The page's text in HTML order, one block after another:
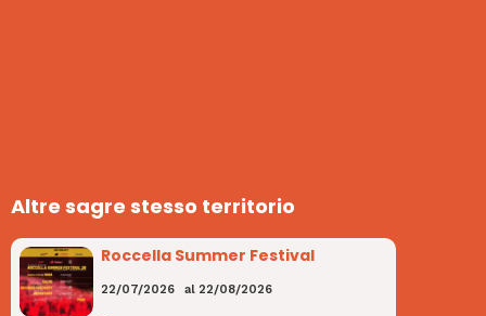
Altre sagre stesso territorio
Roccella Summer Festival
22/07/2026 al 22/08/2026